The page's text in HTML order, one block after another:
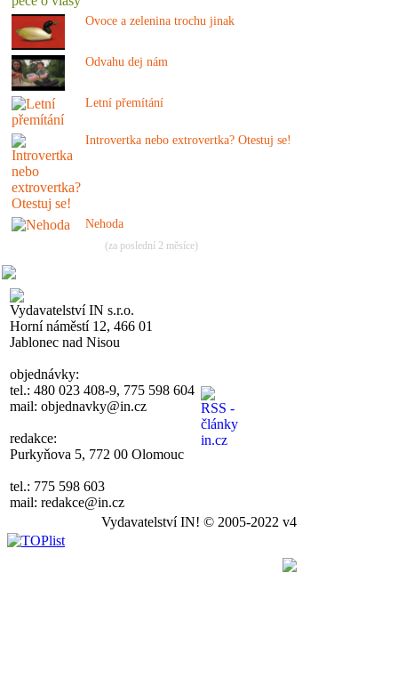
Ovoce a zelenina trochu jinak
Odvahu dej nám
Letní přemítání
Introvertka nebo extrovertka? Otestuj se!
Nehoda
(za poslední 2 měsíce)
Vydavatelství IN s.r.o.
Horní náměstí 12, 466 01
Jablonec nad Nisou
objednávky:
tel.: 480 023 408-9, 775 598 604
mail: objednavky@in.cz
redakce:
Purkyňova 5, 772 00 Olomouc
tel.: 775 598 603
mail: redakce@in.cz
Vydavatelství IN! © 2005-2022 v4